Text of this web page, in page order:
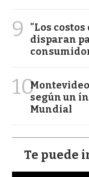
9
"Los
disparan
10según un
Mundial
Te puede